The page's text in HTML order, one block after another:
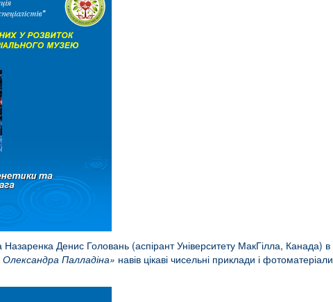
Денис Головань (аспірант Університету МакГілла, Канада) в
Олександра Палладіна» навів цікаві чисельні приклади і